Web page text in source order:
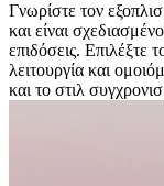
Γνωρίστε τον
και είναι
επιδόσεις. Επιλέξτε
λειτουργία και
και το στιλ